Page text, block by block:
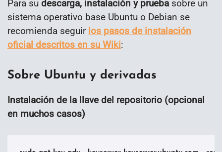
Para su descarga, instalación y prueba sobre un
sistema operativo base Ubuntu o Debian se
recomienda seguir los pasos de instalación
oficial descritos en su Wiki:
Sobre Ubuntu y derivadas
Instalación de la llave del repositorio (opcional
en muchos casos)